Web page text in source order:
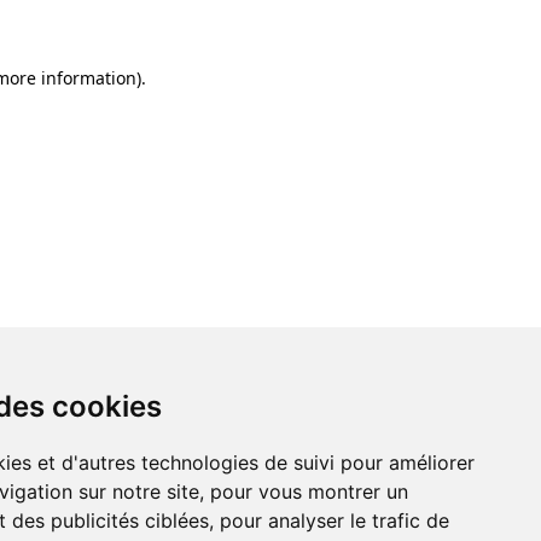
cookies
et d'autres technologies de suivi pour améliorer
sur notre site, pour vous montrer un
des publicités ciblées, pour analyser le trafic de
information).